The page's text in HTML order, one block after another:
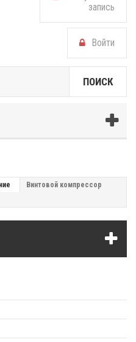
запись
Войти
ПОИСК
Винтовой компрессор